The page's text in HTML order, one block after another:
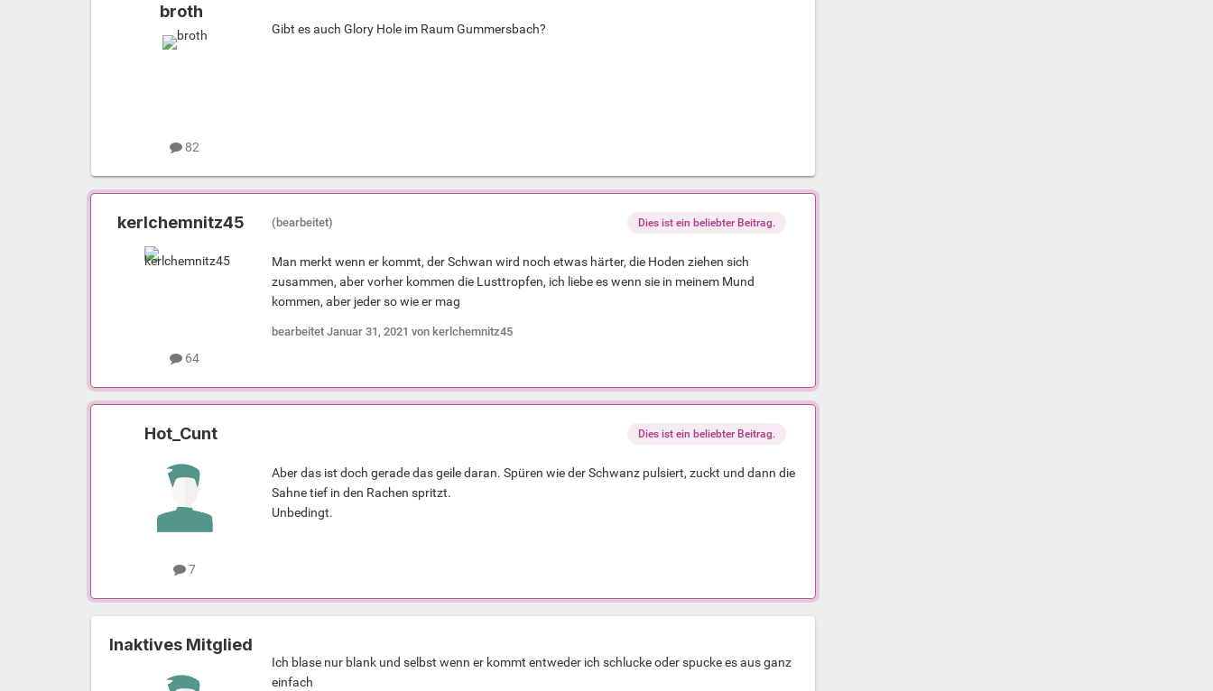
broth
82
Gibt es auch Glory Hole im Raum Gummersbach?
kerlchemnitz45
64
Dies ist ein beliebter Beitrag.
(bearbeitet)
Man merkt wenn er kommt, der Schwan wird noch etwas härter, die Hoden ziehen sich
zusammen, aber vorher kommen die Lusttropfen, ich liebe es wenn sie in meinem Mund
kommen, aber jeder so wie er mag
bearbeitet Januar 31, 2021 von kerlchemnitz45
Hot_Cunt
7
Dies ist ein beliebter Beitrag.
Aber das ist doch gerade das geile daran. Spüren wie der Schwanz pulsiert, zuckt und dann die
Sahne tief in den Rachen spritzt.
Unbedingt.
Inaktives Mitglied
Ich blase nur blank und selbst wenn er kommt entweder ich schlucke oder spucke es aus ganz
einfach